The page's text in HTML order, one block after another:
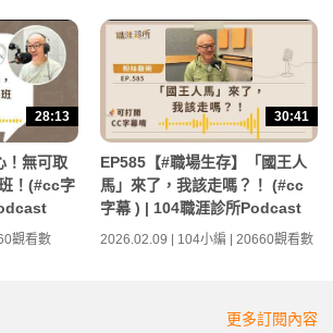
28:13
！無可取
！(#cc字
觀看數
30:41
EP585【#職場生存】「國王人
馬」來了，我該走嗎？！ (#cc
字幕 ) | 104職涯診所Podcast
2026.02.09 | 104小編 | 20660觀看數
更多訂閱內容